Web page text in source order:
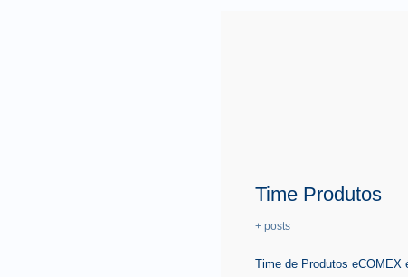
Time Produtos
+ posts
Time de Produtos eCOMEX